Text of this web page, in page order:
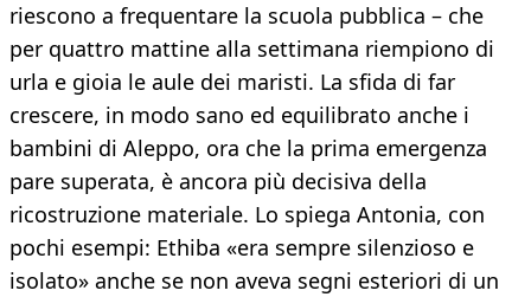
riescono a frequentare la scuola pubblica – che
per quattro mattine alla settimana riempiono di
urla e gioia le aule dei maristi. La sfida di far
crescere, in modo sano ed equilibrato anche i
bambini di Aleppo, ora che la prima emergenza
pare superata, è ancora più decisiva della
ricostruzione materiale. Lo spiega Antonia, con
pochi esempi: Ethiba «era sempre silenzioso e
isolato» anche se non aveva segni esteriori di un